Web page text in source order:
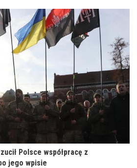
Polsce współpracę z
jego wpisie